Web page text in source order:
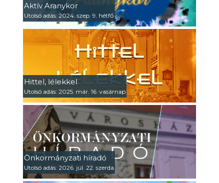
Aktív Aranykor
Utolsó adás: 2024. szep. 9. hétfő
Hittel, lélekkel
Utolsó adás: 2025. már. 16. vasárnap
Önkormányzati híradó
Utolsó adás: 2026. júl. 22. szerda